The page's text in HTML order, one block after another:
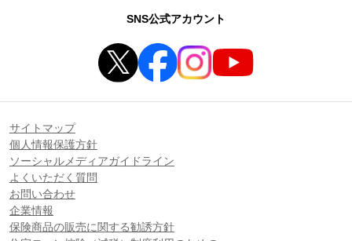
SNS公式アカウント
サイトマップ
個人情報保護方針
ソーシャルメディアガイドライン
よくいただく質問
お問い合わせ
企業情報
保険商品の販売に関する勧誘方針